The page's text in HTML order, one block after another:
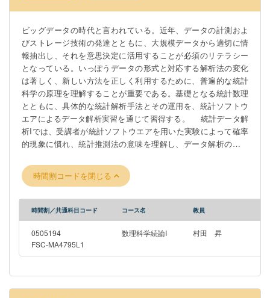
addition to the practical training in the operation of statistical
methods and data handling, students will gain a sense of the
rationality and systematics of statistical methods through
experiments, while being aware of the mathematical scientific
aspects in conjunction with undergraduate mathematics such as
differential and integral calculus and linear algebra.
ビッグデータの時代と言われている。近年、データの計測およ
びストレージ技術の発達とともに、大規模データから適切に情
報抽出し、それを意思決定に活用することが必須のリテラシー
となっている。いっぽうデータの形式と対応する解析法の変化
は著しく、新しい方法を正しく利用するために、普遍的な統計
科学の原理を理解することが重要である。基礎となる統計数理
とともに、具体的な統計解析手法とその運用を、統計ソフトウ
エアによるデータ解析実習を通じて習得する。 統計データ解
析Iでは、受講者が統計ソフトウエアを用いた実験によって確率
的現象に慣れ、統計推測法の意味を理解し、データ解析の方法
レーションによってランダムネスと極限定理を体験する。後で
必要になる確率分布を学び、基本的な記述統計量と標本分布に
検定法、および分散分析、回帰分析の方法を、データ処理を通
じて実習する。 It is said that we are in the era of Big Data. With
the recent development of data measurement and storage
technologies, it has become essential literacy to properly extract
information from large-scale data and utilize it for decision-
時間割コードを閉じる
時間割／共通科目コード コース名 教員
0505194
FSC-MA4795L1
数理科学続論I 村田 昇